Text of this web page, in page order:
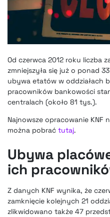
Od czerwca 2012 roku liczba
zmniejszyła się już o ponad
ubywa etatów w oddziałach
pracowników bankowości
centralach (około 81 tys.).
Najnowsze opracowanie
można pobrać tutaj.
Ubywa
ich
Z danych KNF wynika, że
zamknięcie kolejnych 21
zlikwidowano także 47